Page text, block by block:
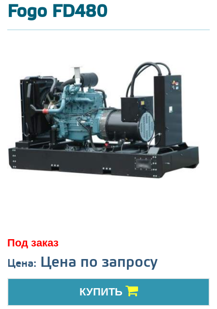
Fogo FD480
Под заказ
Цена: Цена по запросу
КУПИТЬ